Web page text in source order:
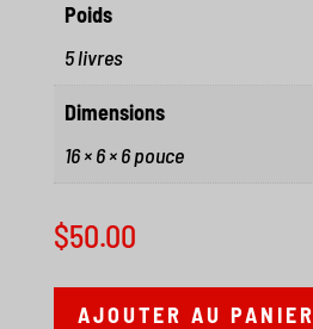
Poids
5 livres
Dimensions
16 × 6 × 6 pouce
$50.00
AJOUTER AU PANIER